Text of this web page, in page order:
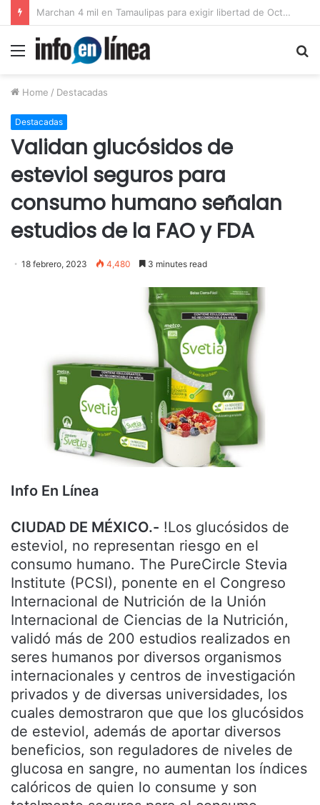
Catean predio en Victoria y aseguran autotanques por presunto huachicol
Menu
Home / Destacadas
Destacadas
Validan glucósidos de
esteviol seguros para
consumo humano señalan
estudios de la FAO y FDA
18 febrero, 2023 4,480 3 minutes read
Info En Línea
CIUDAD DE MÉXICO.- !Los glucósidos de
esteviol, no representan riesgo en el
consumo humano. The PureCircle Stevia
Institute (PCSI), ponente en el Congreso
Internacional de Nutrición de la Unión
Internacional de Ciencias de la Nutrición,
validó más de 200 estudios realizados en
seres humanos por diversos organismos
internacionales y centros de investigación
privados y de diversas universidades, los
cuales demostraron que que los glucósidos
de esteviol, además de aportar diversos
beneficios, son reguladores de niveles de
glucosa en sangre, no aumentan los índices
calóricos de quien lo consume y son